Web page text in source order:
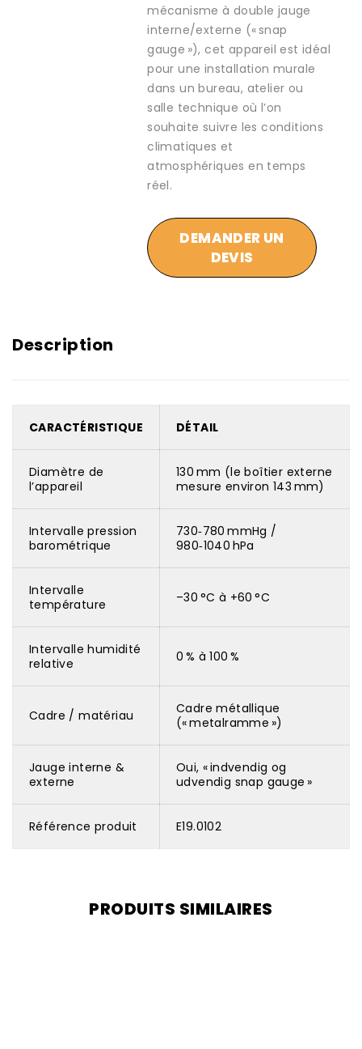
mécanisme à double jauge
interne/externe (« snap
gauge »), cet appareil est idéal
pour une installation murale
dans un bureau, atelier ou
salle technique où l’on
souhaite suivre les conditions
climatiques et
atmosphériques en temps
réel.
DEMANDER UN
DEVIS
Description
CARACTÉRISTIQUE DÉTAIL
Diamètre de
l’appareil
130 mm (le boîtier externe
mesure environ 143 mm)
Intervalle pression
barométrique
730‑780 mmHg /
980‑1040 hPa
Intervalle
température
–30 °C à +60 °C
Intervalle humidité
relative
0 % à 100 %
Cadre / matériau
Cadre métallique
(« metalramme »)
Jauge interne &
externe
Oui, « indvendig og
udvendig snap gauge »
Référence produit E19.0102
PRODUITS SIMILAIRES